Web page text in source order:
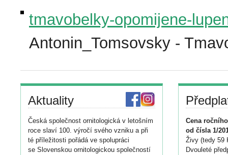
tmavobelky-opomijene-
Antonin_Tomsovsky -
Aktuality
Česká společnost ornitologická v letošním
roce slaví 100. výročí svého vzniku a při
té příležitosti pořádá ve spolupráci
se Slovenskou ornitologickou společností
Cena
od čísla 1/
Živy (tedy 59
Dvouleté